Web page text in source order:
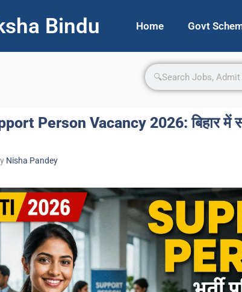
Bindu Home Govt
Person Vacancy 2026: बिहार में
Nisha Pandey